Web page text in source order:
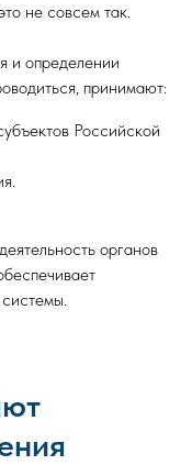
не совсем так.
и определении
принимают:
Российской
органов